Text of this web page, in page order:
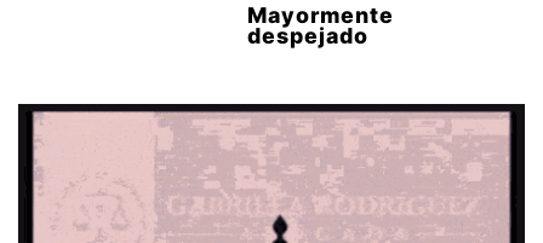
Mayormente
despejado